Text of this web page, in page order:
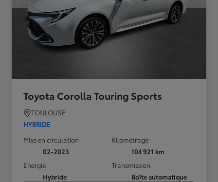
Toyota Corolla Touring Sports
TOULOUSE
HYBRIDE
Mise en circulation
02-2023
Kilométrage
104 921 km
Energie
Hybride
Transmission
Boîte automatique